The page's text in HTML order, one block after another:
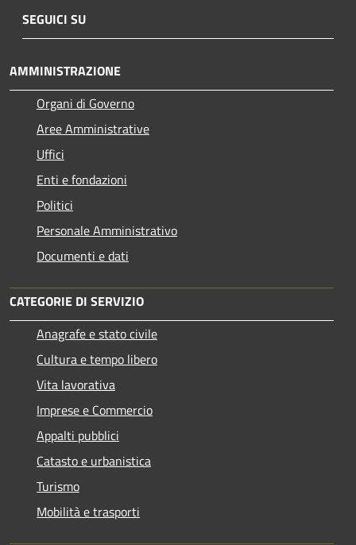
SEGUICI SU
AMMINISTRAZIONE
Organi di Governo
Aree Amministrative
Uffici
Enti e fondazioni
Politici
Personale Amministrativo
Documenti e dati
CATEGORIE DI SERVIZIO
Anagrafe e stato civile
Cultura e tempo libero
Vita lavorativa
Imprese e Commercio
Appalti pubblici
Catasto e urbanistica
Turismo
Mobilità e trasporti